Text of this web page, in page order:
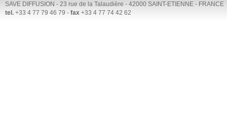
SAVE DIFFUSION - 23 rue de la Talaudière - 42000 SAINT-ETIENNE - FRANCE
tel. +33 4 77 79 46 79 - fax +33 4 77 74 42 62